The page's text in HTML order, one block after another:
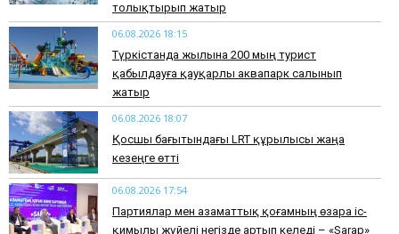
толықтырып жатыр
06.08.2026 18:15
Түркістанда жылына 200 мың турист
қабылдауға қауқарлы аквапарк салынып
жатыр
06.08.2026 18:07
Қосшы бағытындағы LRT құрылысы жаңа
кезеңге өтті
06.08.2026 17:54
Партиялар мен азаматтық қоғамның өзара іс-
қимылы жүйелі негізде артып келеді – «Sarap»